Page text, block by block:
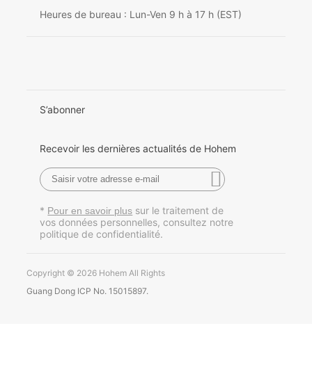
Deutsch
한국어
Español
Português
Heures de bureau : Lun-Ven 9 h à 17 h (EST)
S’abonner
Recevoir les dernières actualités de Hohem
* Pour en savoir plus sur le traitement de
vos données personnelles, consultez notre
politique de confidentialité.
Copyright © 2026 Hohem All Rights
Guang Dong ICP No. 15015897.